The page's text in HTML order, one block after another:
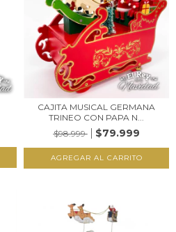
CAJITA MUSICAL GERMANA
TRINEO CON PAPA N...
$98.999
$79.999